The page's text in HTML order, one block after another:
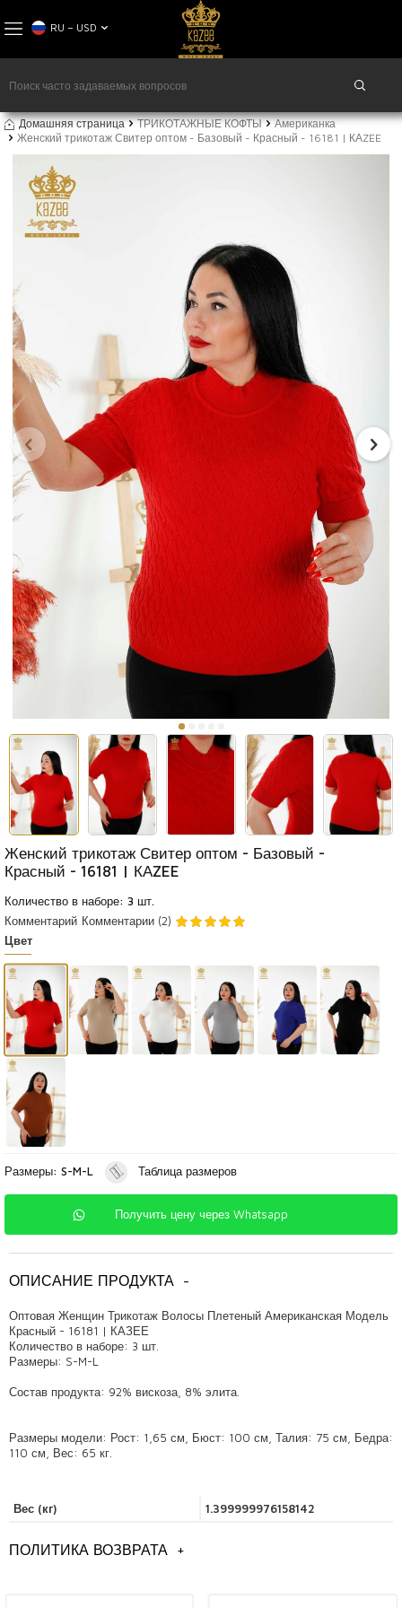
RU − USD
Домашняя страница ТРИКОТАЖНЫЕ КОФТЫ
Американка
Женский трикотаж Свитер оптом - Базовый - Красный - 16181 | КАZEE
Женский трикотаж Свитер оптом - Базовый -
Красный - 16181 | КАZEE
Количество в наборе: 3 шт.
Комментарий Комментарии (2)
Цвет
Размеры: S-M-L Таблица размеров
Получить цену через Whatsapp
ОПИСАНИЕ ПРОДУКТА -
Оптовая Женщин Трикотаж Волосы Плетеный Американская Модель
Красный - 16181 | КАЗЕЕ
Количество в наборе: 3 шт.
Размеры: S-M-L
Состав продукта: 92% вискоза, 8% элита.
Размеры модели: Рост: 1,65 см, Бюст: 100 см, Талия: 75 см, Бедра:
110 см, Вес: 65 кг.
Вес (кг) 1.399999976158142
ПОЛИТИКА ВОЗВРАТА +